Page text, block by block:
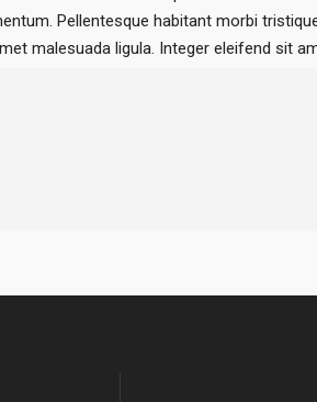
Pellentesque habitant morbi
malesuada ligula. Integer eleifend sit